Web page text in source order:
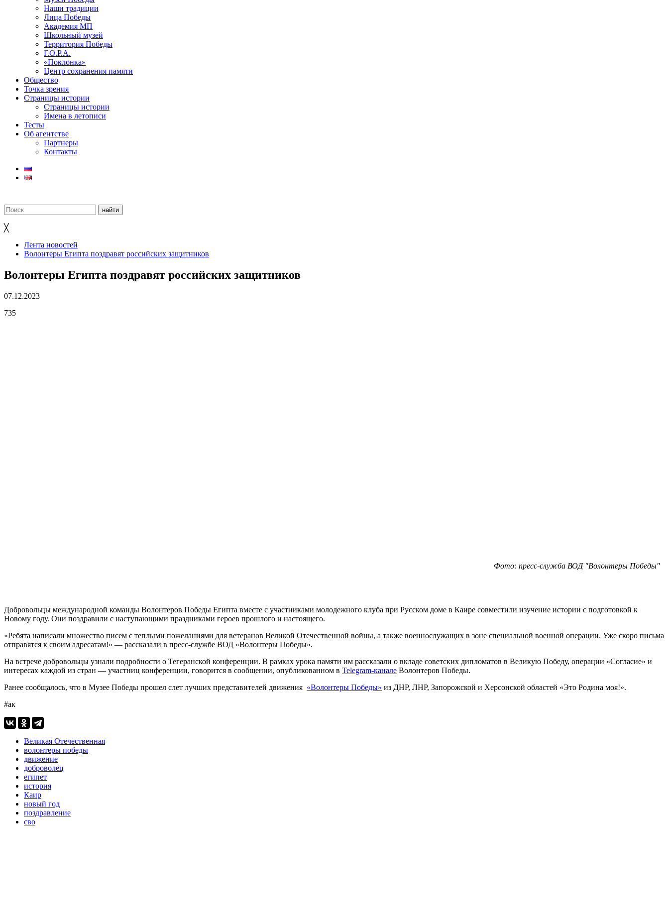
Наши традиции
Лица Победы
Академия МП
Школьный музей
Территория Победы
Г.О.Р.А.
«Поклонка»
Центр сохранения памяти
Общество
Точка зрения
Страницы истории
Страницы истории
Имена в летописи
Тесты
Об агентстве
Партнеры
Контакты
╳
Лента новостей
Волонтеры Египта поздравят российских защитников
Волонтеры Египта поздравят российских защитников
07.12.2023
735
Фото: пресс-служба ВОД "Волонтеры Победы"
Добровольцы международной команды Волонтеров Победы Египта вместе с участниками молодежного клуба при Русском доме в Каире совместили изучение истории с подготовкой к
Новому году. Они поздравили с наступающими праздниками героев прошлого и настоящего.
«Ребята написали множество писем с теплыми пожеланиями для ветеранов Великой Отечественной войны, а также военнослужащих в зоне специальной военной операции. Уже скоро письма
отправятся к своим адресатам!» — рассказали в пресс-службе ВОД «Волонтеры Победы».
На встрече добровольцы узнали подробности о Тегеранской конференции. В рамках урока памяти им рассказали о вкладе советских дипломатов в Великую Победу, операции «Согласие» и
интересах каждой из стран — участниц конференции, говорится в сообщении, опубликованном в Telegram-канале Волонтеров Победы.
Ранее сообщалось, что в Музее Победы прошел слет лучших представителей движения «Волонтеры Победы» из ДНР, ЛНР, Запорожской и Херсонской областей «Это Родина моя!».
#ак
Великая Отечественная
волонтеры победы
движение
доброволец
египет
история
Каир
новый год
поздравление
сво